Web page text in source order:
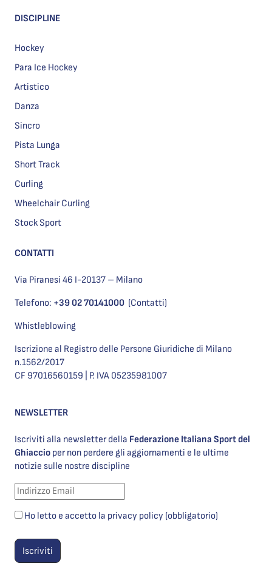
DISCIPLINE
Hockey
Para Ice Hockey
Artistico
Danza
Sincro
Pista Lunga
Short Track
Curling
Wheelchair Curling
Stock Sport
CONTATTI
Via Piranesi 46 I-20137 – Milano
Telefono: +39 02 70141000 (Contatti)
Whistleblowing
Iscrizione al Registro delle Persone Giuridiche di Milano
n.1562/2017
CF 97016560159 | P. IVA 05235981007
NEWSLETTER
Iscriviti alla newsletter della Federazione Italiana Sport del
Ghiaccio per non perdere gli aggiornamenti e le ultime
notizie sulle nostre discipline
Ho letto e accetto la privacy policy (obbligatorio)